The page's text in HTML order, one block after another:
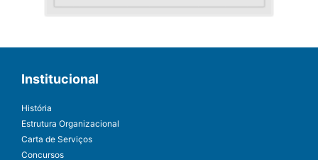
Institucional
História
Estrutura Organizacional
Carta de Serviços
Concursos